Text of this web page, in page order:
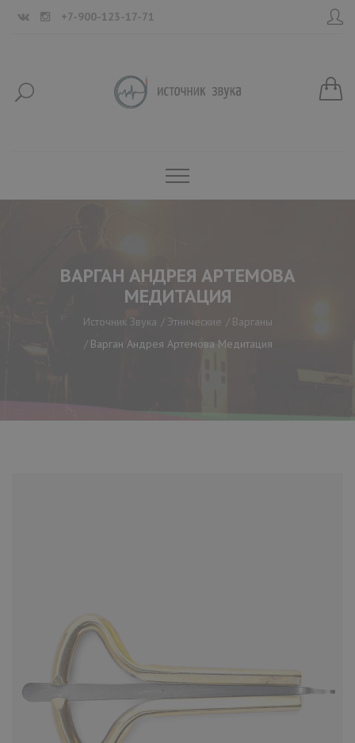
+7-900-123-17-71
ВАРГАН АНДРЕЯ АРТЕМОВА
МЕДИТАЦИЯ
Источник Звука Этнические
Варганы
Варган Андрея Артемова Медитация